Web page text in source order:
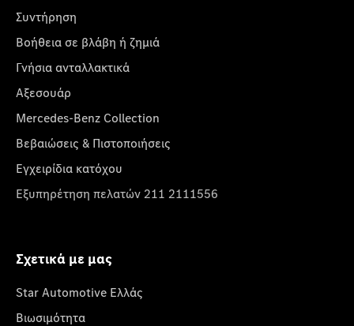
Συντήρηση
Βοήθεια σε βλάβη ή ζημιά
Γνήσια ανταλλακτικά
Αξεσουάρ
Mercedes-Benz Collection
Βεβαιώσεις & Πιστοποιήσεις
Εγχειρίδια κατόχου
Εξυπηρέτηση πελατών 211 2111556
Σχετικά με μας
Star Automotive Ελλάς
Βιωσιμότητα